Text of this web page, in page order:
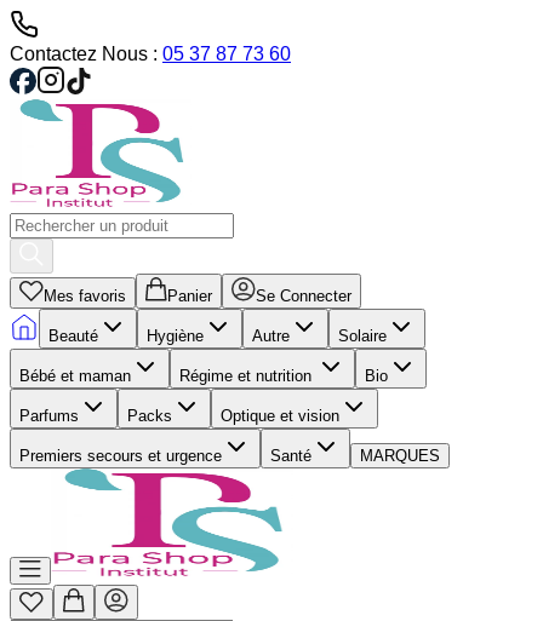
Contactez Nous : 05 37 87 73 60
Mes favoris Panier Se Connecter
Beauté Hygiène Autre Solaire
Bébé et maman Régime et nutrition Bio
Parfums Packs Optique et vision
Premiers secours et urgence Santé MARQUES